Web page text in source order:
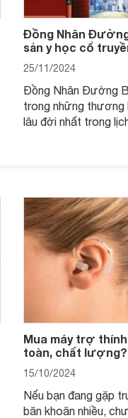
Đồng Nhân
sản y học cổ
25/11/2024
Đồng Nhân Đường
trong những thương
lâu đời nhất trong
Mua máy trợ
toàn, chất lượng?
15/10/2024
Nếu bạn đang gặp
băn khoăn nhiều,